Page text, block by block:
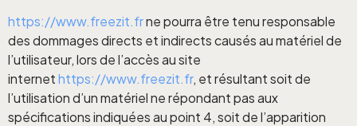
https://www.freezit.frne pourra être tenu responsable
des dommages directs et indirects causés au matériel de
l’utilisateur, lors de l’accès au site
internethttps://www.freezit.fr, et résultant soit de
l’utilisation d’un matériel ne répondant pas aux
spécifications indiquées au point 4, soit de l’apparition